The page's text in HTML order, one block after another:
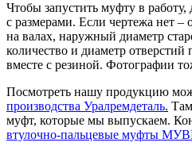
Чтобы запустить муфту в работу,
с размерами. Если чертежа нет –
на валах, наружный диаметр
количество и диаметр
вместе с резиной. Фотографии
Посмотреть нашу продукцию
производства Уралремдеталь.
муфт, которые мы выпускаем.
втулочно-пальцевые муфты